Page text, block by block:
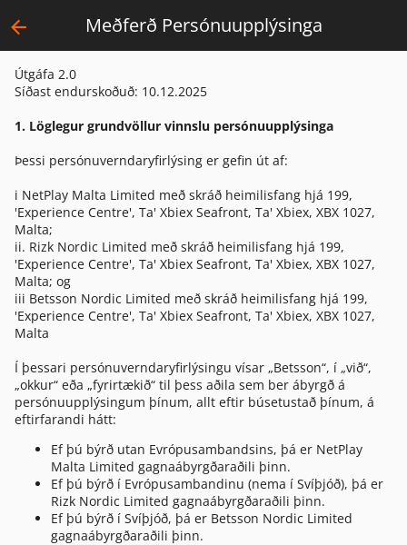
Meðferð Persónuupplýsinga
Útgáfa 2.0
Síðast endurskoðuð: 10.12.2025
1. Löglegur grundvöllur vinnslu persónuupplýsinga
Þessi persónuverndaryfirlýsing er gefin út af:
i NetPlay Malta Limited með skráð heimilisfang hjá 199,
'Experience Centre', Ta' Xbiex Seafront, Ta' Xbiex, XBX 1027,
Malta;
ii. Rizk Nordic Limited með skráð heimilisfang hjá 199,
'Experience Centre', Ta' Xbiex Seafront, Ta' Xbiex, XBX 1027,
Malta; og
iii Betsson Nordic Limited með skráð heimilisfang hjá 199,
'Experience Centre', Ta' Xbiex Seafront, Ta' Xbiex, XBX 1027,
Malta
Í þessari persónuverndaryfirlýsingu vísar „Betsson“, í „við“,
„okkur“ eða „fyrirtækið“ til þess aðila sem ber ábyrgð á
persónuupplýsingum þínum, allt eftir búsetustað þínum, á
eftirfarandi hátt:
Ef þú býrð utan Evrópusambandsins, þá er NetPlay
Malta Limited gagnaábyrgðaraðili þinn.
Ef þú býrð í Evrópusambandinu (nema í Svíþjóð), þá er
Rizk Nordic Limited gagnaábyrgðaraðili þinn.
Ef þú býrð í Svíþjóð, þá er Betsson Nordic Limited
gagnaábyrgðaraðili þinn.